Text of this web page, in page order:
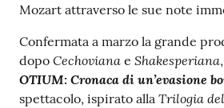
Mozart attraverso le sue note
Confermata a marzo la grande
dopo Cechoviana e Shakesperiana
OTIUM: Cronaca di un’evasione
spettacolo, ispirato alla Trilogia